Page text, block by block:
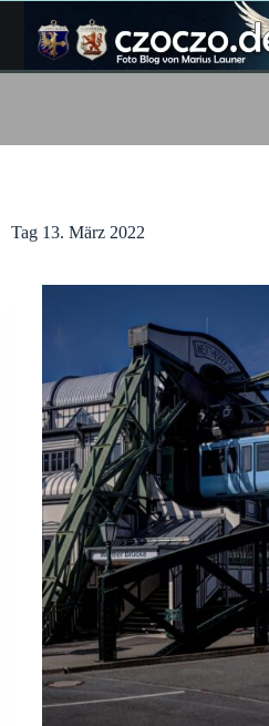
Inhalt
springen
Tag 13. März 2022